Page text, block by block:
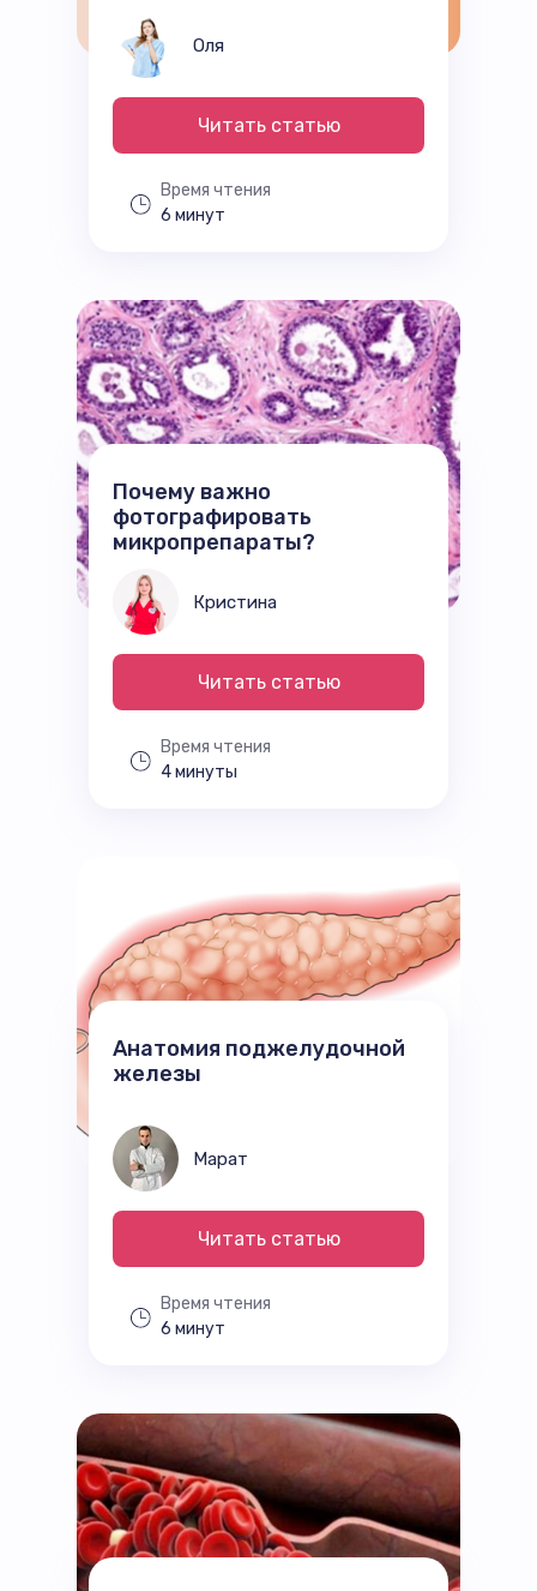
Оля
Читать статью
Время чтения
6 минут
Почему важно
фотографировать
микропрепараты?
Кристина
Читать статью
Время чтения
4 минуты
Анатомия поджелудочной
железы
Марат
Читать статью
Время чтения
6 минут